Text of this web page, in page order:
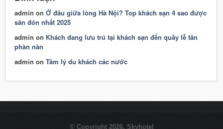
admin onỞ đâu giữa lòng Hà Nội? Top khách sạn 4 sao được
săn đón nhất 2025
admin on Khách đang lưu trú tại khách sạn đến quầy lễ tân
phàn nàn
admin onTâm lý du khách các nước
© Copyright 2026. Skyhotel